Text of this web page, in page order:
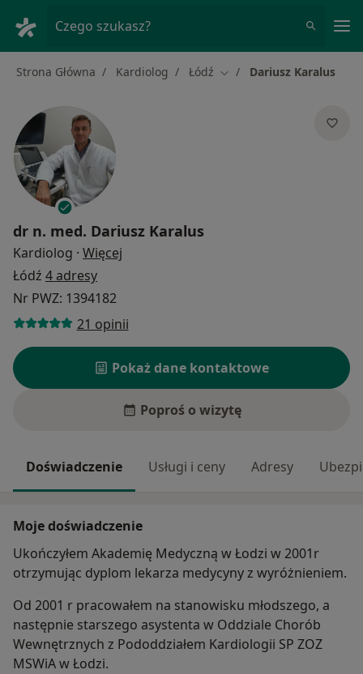
Czego szukasz?
Strona Główna Kardiolog Łódź Zmień miasto
Dariusz Karalus
dr n. med. Dariusz Karalus
Kardiolog · Więcej
Łódź 4 adresy
Nr PWZ: 1394182
21 opinii
Pokaż dane kontaktowe
Poproś o wizytę
Doświadczenie Usługi i ceny Adresy
Moje doświadczenie
Ukończyłem Akademię Medyczną w Łodzi w 2001r
otrzymując dyplom lekarza medycyny z wyróżnieniem.
Od 2001 r pracowałem na stanowisku młodszego, a
następnie starszego asystenta w Oddziale Chorób
Wewnętrznych z Pododdziałem Kardiologii SP ZOZ
MSWiA w Łodzi.